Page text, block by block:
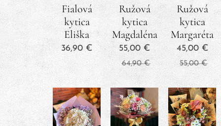
Fialová
kytica
Eliška
36,90 €
Ružová
kytica
Magdaléna
55,00 €
64,90€
Ružová
kytica
Margaréta
45,00€
55,00€